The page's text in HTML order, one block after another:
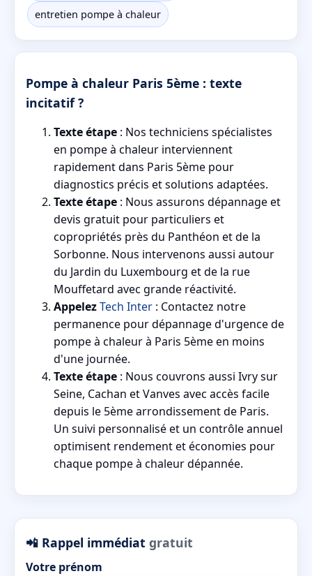
entretien pompe à chaleur
Pompe à chaleur Paris 5ème : texte
incitatif ?
Texte étape : Nos techniciens spécialistes
en pompe à chaleur interviennent
rapidement dans Paris 5ème pour
diagnostics précis et solutions adaptées.
Texte étape : Nous assurons dépannage et
devis gratuit pour particuliers et
copropriétés près du Panthéon et de la
Sorbonne. Nous intervenons aussi autour
du Jardin du Luxembourg et de la rue
Mouffetard avec grande réactivité.
AppelezTech Inter : Contactez notre
permanence pour dépannage d'urgence de
pompe à chaleur à Paris 5ème en moins
d'une journée.
Texte étape : Nous couvrons aussi Ivry sur
Seine, Cachan et Vanves avec accès facile
depuis le 5ème arrondissement de Paris.
Un suivi personnalisé et un contrôle annuel
optimisent rendement et économies pour
chaque pompe à chaleur dépannée.
📲 Rappel immédiat gratuit
Votre prénom